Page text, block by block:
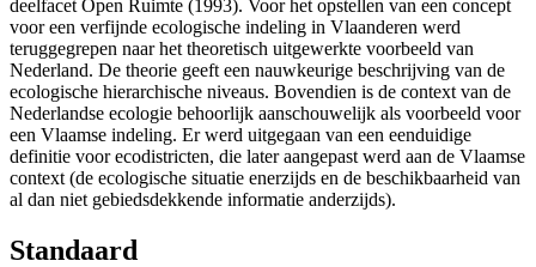
deelfacet Open Ruimte (1993). Voor het opstellen van een concept
voor een verfijnde ecologische indeling in Vlaanderen werd
teruggegrepen naar het theoretisch uitgewerkte voorbeeld van
Nederland. De theorie geeft een nauwkeurige beschrijving van de
ecologische hierarchische niveaus. Bovendien is de context van de
Nederlandse ecologie behoorlijk aanschouwelijk als voorbeeld voor
een Vlaamse indeling. Er werd uitgegaan van een eenduidige
definitie voor ecodistricten, die later aangepast werd aan de Vlaamse
context (de ecologische situatie enerzijds en de beschikbaarheid van
al dan niet gebiedsdekkende informatie anderzijds).
Standaard